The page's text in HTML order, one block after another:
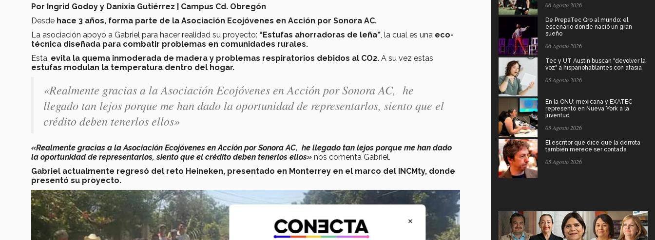
Por Ingrid Godoy y Danixia Gutiérrez | Campus Cd. Obregón
Desde hace 3 años, forma parte de la Asociación Ecojóvenes en Acción por Sonora AC.
La asociación apoyó a Gabriel para hacer realidad su proyecto: “Estufas ahorradoras de leña”, la cual es una eco-
técnica diseñada para combatir problemas en comunidades rurales.
Esta, evita la quema inmoderada de madera y problemas respiratorios debidos al CO2. A su vez estas
estufas modulan la temperatura dentro del hogar.
«Realmente gracias a la Asociación Ecojóvenes en Acción por Sonora AC, he
llegado tan lejos porque me han dado la oportunidad de representarlos, siento que el
crédito deben tenerlos ellos»
«Realmente gracias a la Asociación Ecojóvenes en Acción por Sonora AC, he llegado tan lejos porque me han dado
la oportunidad de representarlos, siento que el crédito deben tenerlos ellos» nos comenta Gabriel.
Gabriel actualmente regresó del reto Heineken, presentado en Monterrey en el marco del INCMty, donde
presentó su proyecto.
06 Agosto 2026
De PrepaTec Qro al mundo: el
escenario donde nació un gran
sueño
06 Agosto 2026
Tec y UT Austin buscan "devolver la
voz" a hispanohablantes con afasia
05 Agosto 2026
En la ONU: mexicana y EXATEC
representó en Nueva York a la
juventud
05 Agosto 2026
El escritor que dice que la derrota
también merece ser contada
05 Agosto 2026
×